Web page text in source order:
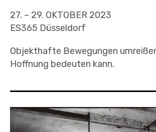
27. – 29. OKTOBER 2023
ES365 Düsseldorf
Objekthafte Bewegungen
Hoffnung bedeuten kann.